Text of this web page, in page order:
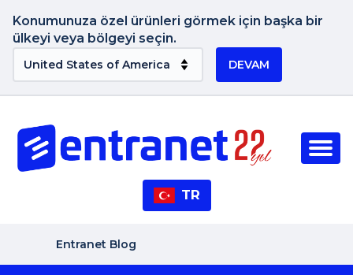
Konumunuza özel ürünleri görmek için başka bir
ülkeyi veya bölgeyi seçin.
DEVAM
TR
Entranet Blog